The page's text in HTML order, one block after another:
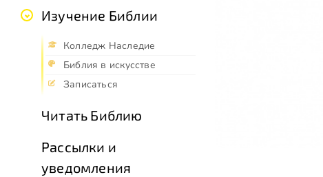
Изучение Библии
Колледж Наследие
Библия в искусстве
Записаться
Читать Библию
Рассылки и
уведомления